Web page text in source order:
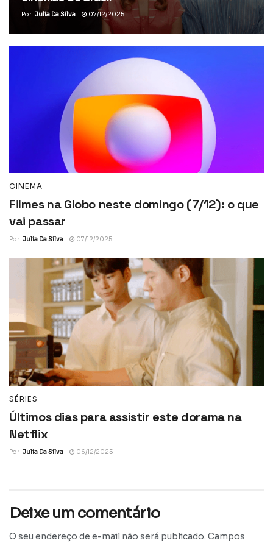
Por Julia Da Silva 07/12/2025
CINEMA
Filmes na Globo neste domingo (7/12): o que
vai passar
Por Julia Da Silva 07/12/2025
SÉRIES
Últimos dias para assistir este dorama na
Netflix
Por Julia Da Silva 06/12/2025
Deixe um comentário
O seu endereço de e-mail não será publicado. Campos